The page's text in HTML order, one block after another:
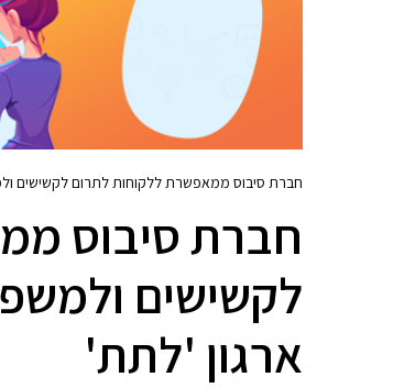
חברת סיבוס ממאפשרת ללקוחות לתרום לקשישים
חברת סיבוס
לקשישים
ארגון 'לתת'